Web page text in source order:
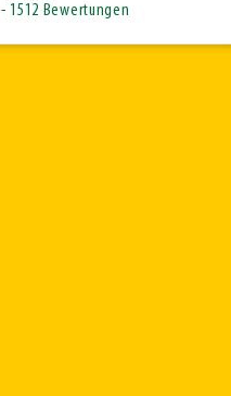
- 1512 Bewertungen